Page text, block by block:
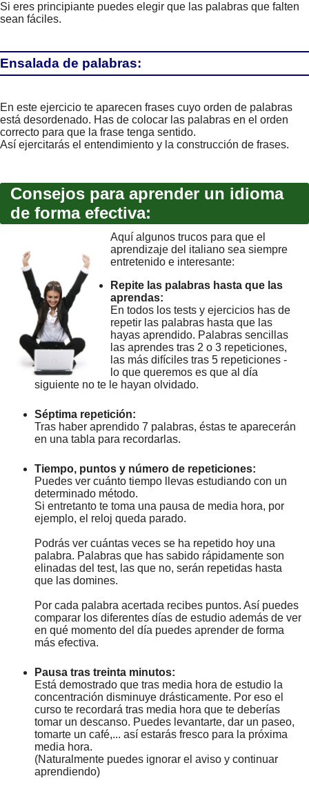
Si eres principiante puedes elegir que las palabras que falten
sean fáciles.
Ensalada de palabras:
En este ejercicio te aparecen frases cuyo orden de palabras
está desordenado. Has de colocar las palabras en el orden
correcto para que la frase tenga sentido.
Así ejercitarás el entendimiento y la construcción de frases.
Consejos para aprender un idioma
de forma efectiva:
Aquí algunos trucos para que el
aprendizaje del italiano sea siempre
entretenido e interesante:
Repite las palabras hasta que las
aprendas:
En todos los tests y ejercicios has de
repetir las palabras hasta que las
hayas aprendido. Palabras sencillas
las aprendes tras 2 o 3 repeticiones,
las más difíciles tras 5 repeticiones -
lo que queremos es que al día
siguiente no te le hayan olvidado.
Séptima repetición:
Tras haber aprendido 7 palabras, éstas te aparecerán
en una tabla para recordarlas.
Tiempo, puntos y número de repeticiones:
Puedes ver cuánto tiempo llevas estudiando con un
determinado método.
Si entretanto te toma una pausa de media hora, por
ejemplo, el reloj queda parado.
Podrás ver cuántas veces se ha repetido hoy una
palabra. Palabras que has sabido rápidamente son
elinadas del test, las que no, serán repetidas hasta
que las domines.
Por cada palabra acertada recibes puntos. Así puedes
comparar los diferentes días de estudio además de ver
en qué momento del día puedes aprender de forma
más efectiva.
Pausa tras treinta minutos:
Está demostrado que tras media hora de estudio la
concentración disminuye drásticamente. Por eso el
curso te recordará tras media hora que te deberías
tomar un descanso. Puedes levantarte, dar un paseo,
tomarte un café,... así estarás fresco para la próxima
media hora.
(Naturalmente puedes ignorar el aviso y continuar
aprendiendo)